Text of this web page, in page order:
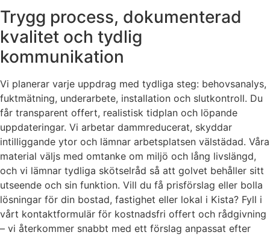
Trygg process, dokumenterad
kvalitet och tydlig
kommunikation
Vi planerar varje uppdrag med tydliga steg: behovsanalys,
fuktmätning, underarbete, installation och slutkontroll. Du
får transparent offert, realistisk tidplan och löpande
uppdateringar. Vi arbetar dammreducerat, skyddar
intilliggande ytor och lämnar arbetsplatsen välstädad. Våra
material väljs med omtanke om miljö och lång livslängd,
och vi lämnar tydliga skötselråd så att golvet behåller sitt
utseende och sin funktion. Vill du få prisförslag eller bolla
lösningar för din bostad, fastighet eller lokal i Kista? Fyll i
vårt kontaktformulär för kostnadsfri offert och rådgivning
– vi återkommer snabbt med ett förslag anpassat efter